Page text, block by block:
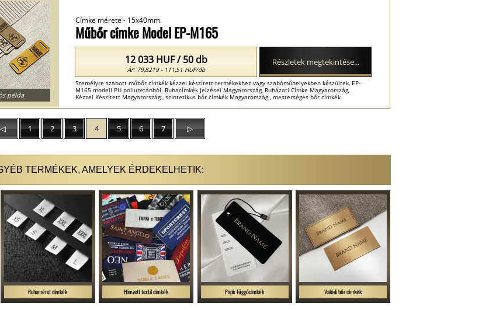
Műbőr címke Model EP-M165
Címke mérete - 15x40mm.
Személyre szabott műbőr címkék kézzel készített termékekhez vagy szabóműhelyekben készültek, EP-
M165 modell PU poliuretánból. Ruhacímkék Jelzései Magyarország, Ruházati Címke Magyarország,
Kézzel Készített Magyarország , szintetikus bőr címkék Magyarország , mesterséges bőr címkék
12 033 HUF / 50 db
Ár: 79,8219 - 111,51 HUF/db
Részletek megtekintése...
példa
◁ 1 2 3 4 5 6 7 ▷
TERMÉKEK, AMELYEK ÉRDEKELHETIK:
Ruhaméret címkék Hímzett textil címkék Papír függőcímkék Valódi bőr címkék